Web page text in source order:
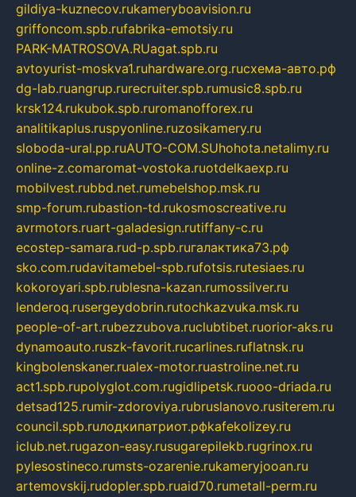
gildiya-kuznecov.rukameryboavision.ru
griffoncom.spb.rufabrika-emotsiy.ru
PARK-MATROSOVA.RUagat.spb.ru
avtoyurist-moskva1.ruhardware.org.ruсхема-авто.рф
dg-lab.ruangrup.rurecruiter.spb.rumusic8.spb.ru
krsk124.rukubok.spb.ruromanofforex.ru
analitikaplus.ruspyonline.ruzosikamery.ru
sloboda-ural.pp.ruAUTO-COM.SUhohota.netalimy.ru
online-z.comaromat-vostoka.ruotdelkaexp.ru
mobilvest.rubbd.net.rumebelshop.msk.ru
smp-forum.rubastion-td.rukosmoscreative.ru
avrmotors.ruart-galadesign.rutiffany-c.ru
ecostep-samara.rud-p.spb.ruгалактика73.рф
sko.com.rudavitamebel-spb.rufotsis.rutesiaes.ru
kokoroyari.spb.rublesna-kazan.rumossilver.ru
lenderoq.rusergeydobrin.rutochkazvuka.msk.ru
people-of-art.rubezzubova.ruclubtibet.ruorior-aks.ru
dynamoauto.ruszk-favorit.rucarlines.ruflatnsk.ru
kingbolenskaner.rualex-motor.ruastroline.net.ru
act1.spb.rupolyglot.com.rugidlipetsk.ruooo-driada.ru
detsad125.rumir-zdoroviya.rubruslanovo.rusiterem.ru
council.spb.ruлодкипатриот.рфkafekolizey.ru
iclub.net.rugazon-easy.rusugarepilekb.rugrinox.ru
pylesostineco.rumsts-ozarenie.rukameryjooan.ru
artemovskij.rudopler.spb.ruaid70.rumetall-perm.ru